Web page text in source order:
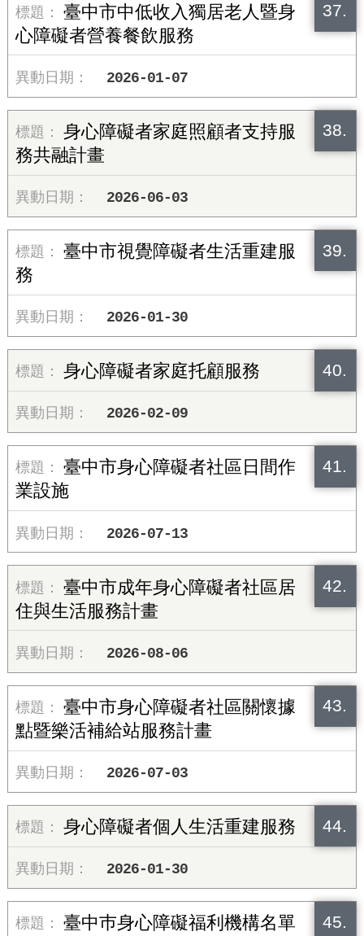
37.
臺中市中低收入獨居老人暨身
心障礙者營養餐飲服務
2026-01-07
38.
身心障礙者家庭照顧者支持服
務共融計畫
2026-06-03
39.
臺中市視覺障礙者生活重建服
務
2026-01-30
40.
身心障礙者家庭托顧服務
2026-02-09
41.
臺中市身心障礙者社區日間作
業設施
2026-07-13
42.
臺中市成年身心障礙者社區居
住與生活服務計畫
2026-08-06
43.
臺中市身心障礙者社區關懷據
點暨樂活補給站服務計畫
2026-07-03
44.
身心障礙者個人生活重建服務
2026-01-30
45.
臺中巿身心障礙福利機構名單